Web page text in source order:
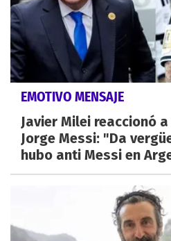
EMOTIVO MENSAJE
Javier Milei reaccionó
Jorge Messi: "Da
hubo anti Messi en